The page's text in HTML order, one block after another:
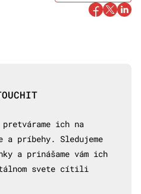
ich na
a príbehy. Sledujeme
a prinášame vám ich
svete cítili